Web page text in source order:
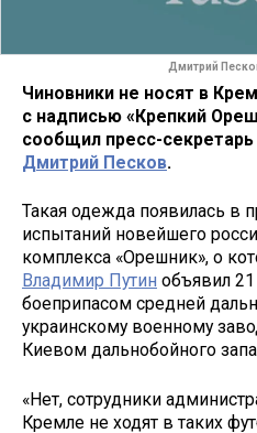
Дмитрий
Чиновники не носят в
с надписью «Крепкий
сообщил пресс-
Дмитрий Песков.
Такая одежда появилась в
испытаний новейшего
комплекса «Орешник», о
Владимир Путин объявил 21
боеприпасом средней
украинскому военному
Киевом дальнобойного
«Нет, сотрудники
Кремле не ходят в таких